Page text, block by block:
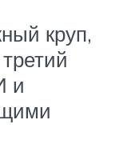
круп,
и